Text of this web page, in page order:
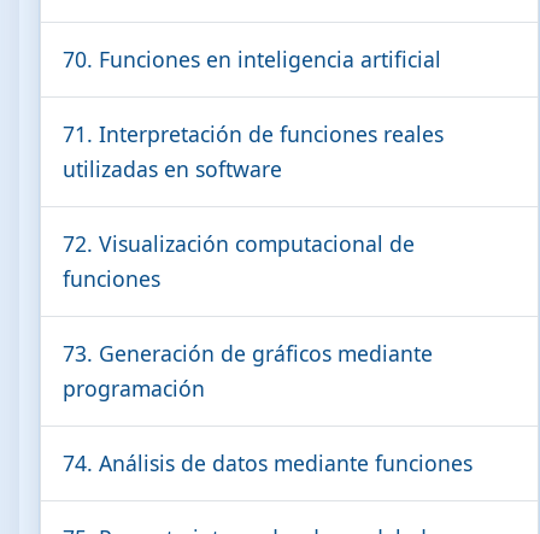
70. Funciones en inteligencia artificial
71. Interpretación de funciones reales
utilizadas en software
72. Visualización computacional de
funciones
73. Generación de gráficos mediante
programación
74. Análisis de datos mediante funciones